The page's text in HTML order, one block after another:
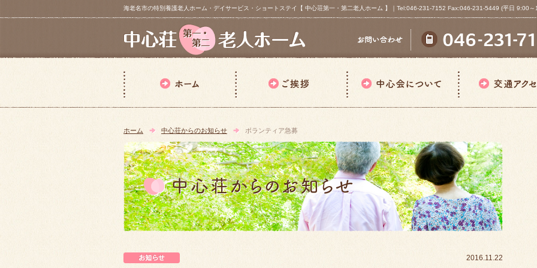
海老名市の特別養護老人ホーム・デイサービス・ショートステイ【 中心荘第一・第二老人ホーム 】｜Tel:046-231-7152 Fax:046-231-5449 (平日 9:00
ホーム 中心荘からのお知らせ ボランティア急募
2016.11.22